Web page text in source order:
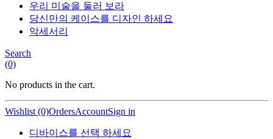
우리 미술을 둘러 보라
당신만의 케이스를 디자인 하세요
악세서리
Search
(0)
No products in the cart.
Wishlist (0)OrdersAccountSign in
디바이스를 선택 하세요